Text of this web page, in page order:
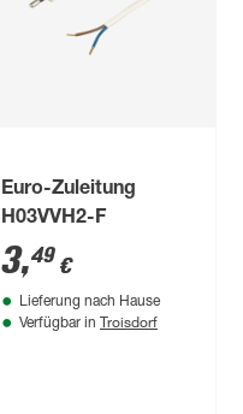
Euro-Zuleitung
H03VVH2-F
3,49 €
Lieferung nach Hause
Verfügbar in Troisdorf